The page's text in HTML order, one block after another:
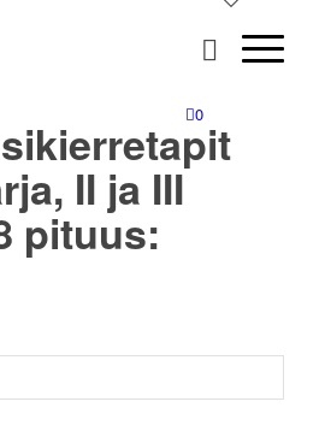
0
II ja III
pituus: